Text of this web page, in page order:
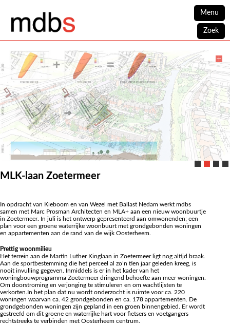
Menu
Zoek
MLK-laan Zoetermeer
In opdracht van Kieboom en van Wezel met Ballast Nedam werkt mdbs
samen met Marc Prosman Architecten en MLA+ aan een nieuw woonbuurtje
in Zoetermeer. In juli is het ontwerp gepresenteerd aan omwonenden; een
plan voor een groene waterrijke woonbuurt met grondgebonden woningen
en appartementen aan de rand van de wijk Oosterheem.
Prettig woonmilieu
Het terrein aan de Martin Luther Kinglaan in Zoetermeer ligt nog altijd braak.
Aan de sportbestemming die het perceel al zo’n tien jaar geleden kreeg, is
nooit invulling gegeven. Inmiddels is er in het kader van het
woningbouwprogramma Zoetermeer dringend behoefte aan meer woningen.
Om doorstroming en verjonging te stimuleren en om wachtlijsten te
verkorten.In het plan dat nu wordt onderzocht is ruimte voor ca. 220
woningen waarvan ca. 42 grondgebonden en ca. 178 appartementen. De
grondgebonden woningen zijn gepland in een groen binnengebied. Er wordt
gestreefd om dit groene en waterrijke hart voor fietsers en voetgangers
rechtstreeks te verbinden met Oosterheem centrum.